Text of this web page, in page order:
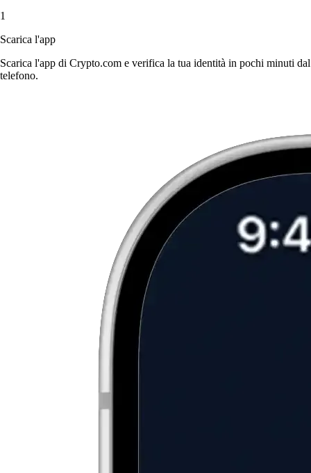
1
Scarica l'app
Scarica l'app di Crypto.com e verifica la tua identità in pochi minuti dal
telefono.